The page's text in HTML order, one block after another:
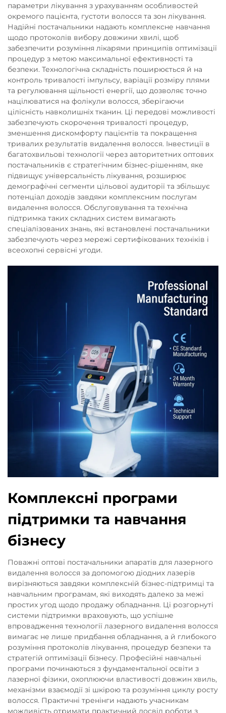
параметри лікування з урахуванням особливостей
окремого пацієнта, густоти волосся та зон лікування.
Надійні постачальники надають комплексне навчання
щодо протоколів вибору довжини хвилі, щоб
забезпечити розуміння лікарями принципів оптимізації
процедур з метою максимальної ефективності та
безпеки. Технологічна складність поширюється й на
контроль тривалості імпульсу, варіації розміру плями
та регулювання щільності енергії, що дозволяє точно
націлюватися на фолікули волосся, зберігаючи
цілісність навколишніх тканин. Ці передові можливості
забезпечують скорочення тривалості процедур,
зменшення дискомфорту пацієнтів та покращення
тривалих результатів видалення волосся. Інвестиції в
багатохвильові технології через авторитетних оптових
постачальників є стратегічним бізнес-рішенням, яке
підвищує універсальність лікування, розширює
демографічні сегменти цільової аудиторії та збільшує
потенціал доходів завдяки комплексним послугам
видалення волосся. Обслуговування та технічна
підтримка таких складних систем вимагають
спеціалізованих знань, які встановлені постачальники
забезпечують через мережі сертифікованих техніків і
всеохопні сервісні угоди.
Комплексні програми
підтримки та навчання
бізнесу
Поважні оптові постачальники апаратів для лазерного
видалення волосся за допомогою діодних лазерів
вирізняються завдяки комплексній бізнес-підтримці та
навчальним програмам, які виходять далеко за межі
простих угод щодо продажу обладнання. Ці розгорнуті
системи підтримки враховують, що успішне
впровадження технології лазерного видалення волосся
вимагає не лише придбання обладнання, а й глибокого
розуміння протоколів лікування, процедур безпеки та
стратегій оптимізації бізнесу. Професійні навчальні
програми починаються з фундаментальної освіти з
лазерної фізики, охоплюючи властивості довжин хвиль,
механізми взаємодії зі шкірою та розуміння циклу росту
волосся. Практичні тренінги надають учасникам
можливість отримати практичний досвід роботи з